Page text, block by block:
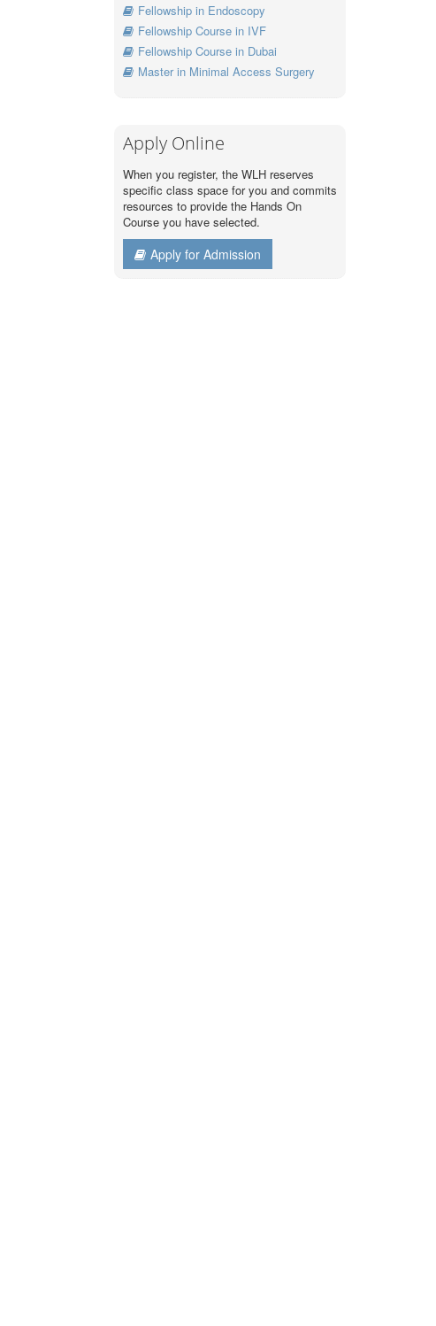
Fellowship in Endoscopy
Fellowship Course in IVF
Fellowship Course in Dubai
Master in Minimal Access Surgery
Apply Online
When you register, the WLH reserves
specific class space for you and commits
resources to provide the Hands On
Course you have selected.
Apply for Admission